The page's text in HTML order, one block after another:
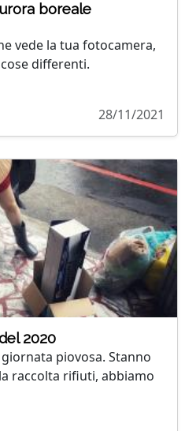
boreale
vede la tua fotocamera,
differenti.
28/11/2021
2020
piovosa. Stanno
raccolta rifiuti, abbiamo